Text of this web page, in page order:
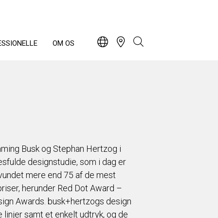
OM OS
Busk og Stephan Hertzog i
designstudie, som i dag er
mere end 75 af de mest
herunder Red Dot Award –
Awards. busk+hertzogs design
samt et enkelt udtryk, og de